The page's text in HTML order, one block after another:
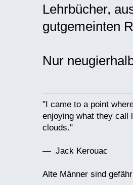
Lehrbücher,
gutgemeinten
Nur
"I came to a point
enjoying what they call
clouds."
— Jack Kerouac
Alte Männer sind